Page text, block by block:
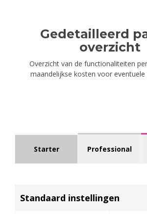
Gedetailleerd
overzicht
Overzicht van de functionaliteiten
maandelijkse kosten voor eventuele
Starter Professional
Standaard instellingen